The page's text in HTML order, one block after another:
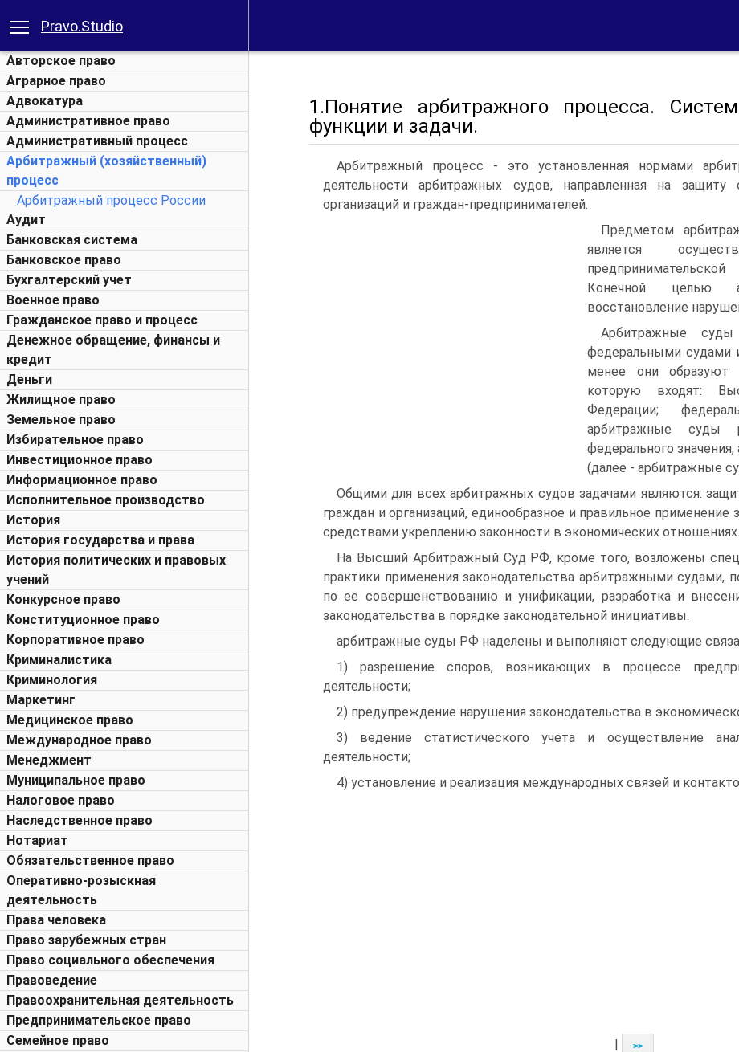
Pravo.Studio
Авторское право
Аграрное право
Адвокатура
Административное право
Административный процесс
Арбитражный (хозяйственный)
процесс
Арбитражный процесс России
Аудит
Банковская система
Банковское право
Бухгалтерский учет
Военное право
Гражданское право и процесс
Денежное обращение, финансы и
кредит
Деньги
Жилищное право
Земельное право
Избирательное право
Инвестиционное право
Информационное право
Исполнительное производство
История
История государства и права
История политических и правовых
учений
Конкурсное право
Конституционное право
Корпоративное право
Криминалистика
Криминология
Маркетинг
Медицинское право
Международное право
Менеджмент
Муниципальное право
Налоговое право
Наследственное право
Нотариат
Обязательственное право
Оперативно-розыскная
деятельность
Права человека
Право зарубежных стран
Право социального обеспечения
Правоведение
Правоохранительная деятельность
Предпринимательское право
Семейное право
1.Понятие арбитражного процесса.
функции и задачи.
Арбитражный процесс - это установленная нормами
деятельности арбитражных судов, направленная на защиту
организаций и граждан-предпринимателей.
Предметом
является
Конечной целью
восстановление
Арбитражные
федеральными судами
менее они
которую входят:
Федерации;
арбитражные суды
федерального
(далее - арбитражные
Общими для всех арбитражных судов задачами являются:
граждан и организаций, единообразное и правильное
средствами укреплению законности в экономических отношениях.
На Высший Арбитражный Суд РФ, кроме того, возложены
практики применения законодательства арбитражными судами,
по ее совершенствованию и унификации, разработка и
законодательства в порядке законодательной инициативы.
арбитражные суды РФ наделены и выполняют следующие
1) разрешение споров, возникающих в процессе
деятельности;
2) предупреждение нарушения законодательства в
3) ведение статистического учета и осуществление
деятельности;
4) установление и реализация международных связей и
>>